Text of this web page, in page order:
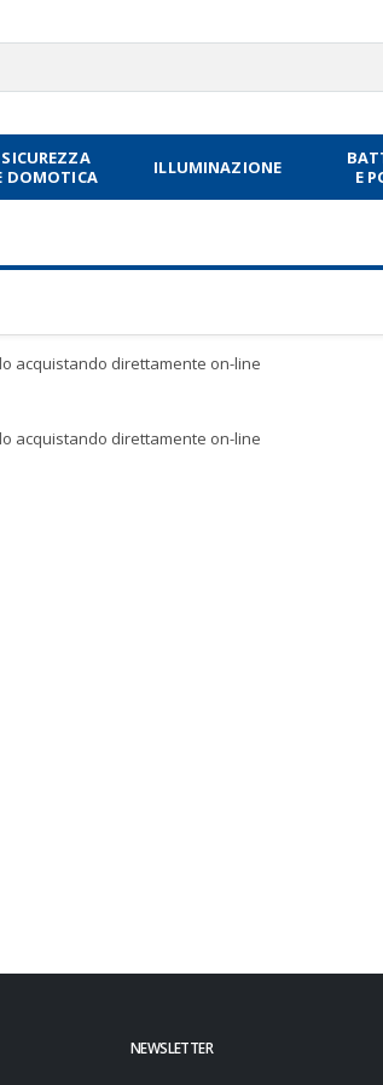
SICUREZZA
DOMOTICA
ILLUMINAZIONE
E
acquistando direttamente on-line
acquistando direttamente on-line
NEWSLETTER